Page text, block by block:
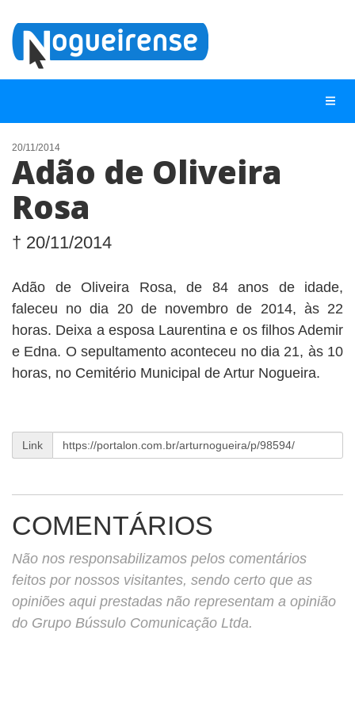
NOTÍCIAS
LISTA DIGITAL
CONTATO
ANUNCIE
BUSCAR
20/11/2014
Adão de Oliveira
Rosa
† 20/11/2014
Adão de Oliveira Rosa, de 84 anos de idade,
faleceu no dia 20 de novembro de 2014, às 22
horas. Deixa a esposa Laurentina e os filhos Ademir
e Edna. O sepultamento aconteceu no dia 21, às 10
horas, no Cemitério Municipal de Artur Nogueira.
Link
COMENTÁRIOS
Não nos responsabilizamos pelos comentários
feitos por nossos visitantes, sendo certo que as
opiniões aqui prestadas não representam a opinião
do Grupo Bússulo Comunicação Ltda.